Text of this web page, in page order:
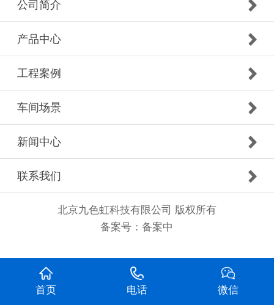
公司简介
产品中心
工程案例
车间场景
新闻中心
联系我们
北京九色虹科技有限公司 版权所有
备案号：备案中
首页 电话 微信